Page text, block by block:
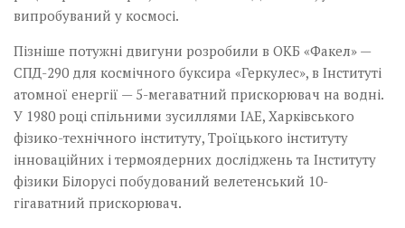
випробуваний у космосі.
Пізніше потужні двигуни розробили в ОКБ «Факел» —
СПД-290 для космічного буксира «Геркулес», в Інституті
атомної енергії — 5-мегаватний прискорювач на водні.
У 1980 році спільними зусиллями ІАЕ, Харківського
фізико-технічного інституту, Троїцького інституту
інноваційних і термоядерних досліджень та Інституту
фізики Білорусі побудований велетенський 10-
гігаватний прискорювач.